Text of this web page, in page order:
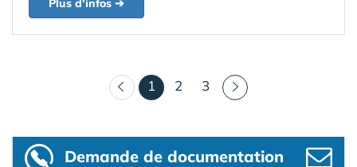
Plus d'infos ➔
1 (courant)
2 3
Demande de documentation